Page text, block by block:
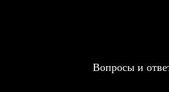
Вопросы и